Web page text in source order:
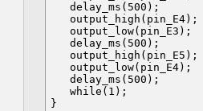
   delay_ms(500);
   output_high(pin_E4);
   output_low(pin_E3);
   delay_ms(500);
   output_high(pin_E5);
   output_low(pin_E4);
   delay_ms(500);
   while(1);
}